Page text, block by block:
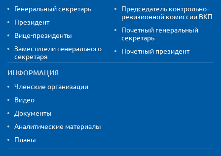
Генеральный секретарь
Президент
Вице-президенты
Заместители генерального
секретаря
Председатель контрольно-
ревизионной комиссии ВКП
Почетный генеральный
секретарь
Почетный президент
ИНФОРМАЦИЯ
Членские организации
Видео
Документы
Аналитические материалы
Планы